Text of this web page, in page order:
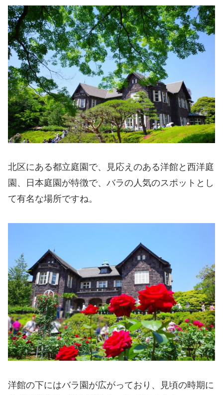
北区にある都立庭園で、見応えのある洋館と西洋庭
園、日本庭園が特徴で、バラの人気のスポットとし
て有名な場所ですね。
洋館の下にはバラ園が広がっており、見頃の時期に